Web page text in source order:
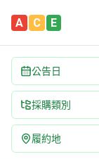
A C E
公告日
採購類別
履約地